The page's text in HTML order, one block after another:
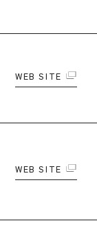
WEB SITE
WEB SITE